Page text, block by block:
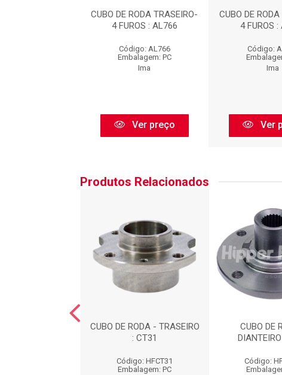
CUBO DE RODA TRASEIRO-
4 FUROS : AL766
Código: AL766
Embalagem: PC
Ima
Ver preço
CUBO DE
4 FUROS :
Código:
Ima
Ver
Produtos Relacionados
CUBO DE RODA - TRASEIRO
: CT31
Código: HFCT31
Embalagem: PC
CUBO DE
Código: